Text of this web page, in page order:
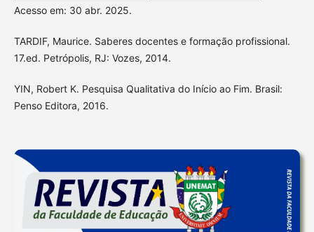
Acesso em: 30 abr. 2025.
TARDIF, Maurice. Saberes docentes e formação profissional.
17.ed. Petrópolis, RJ: Vozes, 2014.
YIN, Robert K. Pesquisa Qualitativa do Início ao Fim. Brasil:
Penso Editora, 2016.